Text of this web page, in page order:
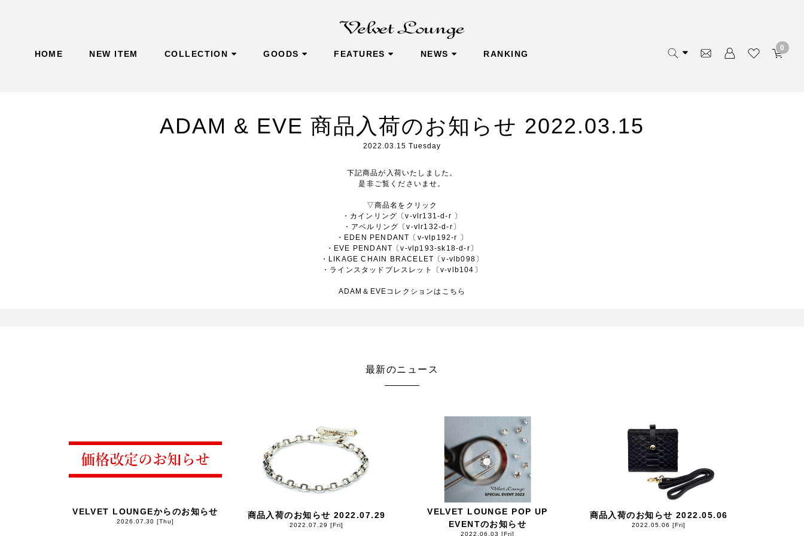
HOME NEW ITEM COLLECTION GOODS FEATURES NEWS RANKING
0
ADAM & EVE 商品入荷のお知らせ 2022.03.15
2022.03.15 Tuesday
下記商品が入荷いたしました。
是非ご覧くださいませ。
▽商品名をクリック
・ カインリング〔v-vlr131-d-r 〕
・ アベルリング〔v-vlr132-d-r〕
・ EDEN PENDANT〔v-vlp192-r 〕
・ EVE PENDANT〔v-vlp193-sk18-d-r〕
・ LIKAGE CHAIN BRACELET〔v-vlb098〕
・ ラインスタッドブレスレット〔v-vlb104〕
ADAM＆EVEコレクションは こちら
最新のニュース
VELVET LOUNGEからのお知らせ
2026.07.30 [Thu]
商品入荷のお知らせ 2022.07.29
2022.07.29 [Fri]
VELVET LOUNGE POP UP
EVENTのお知らせ
2022.06.03 [Fri]
商品入荷のお知らせ 2022.05.06
2022.05.06 [Fri]